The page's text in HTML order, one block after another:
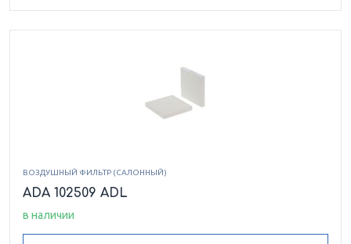
ВОЗДУШНЫЙ ФИЛЬТР (САЛОННЫЙ)
ADA 102509 ADL
в наличии